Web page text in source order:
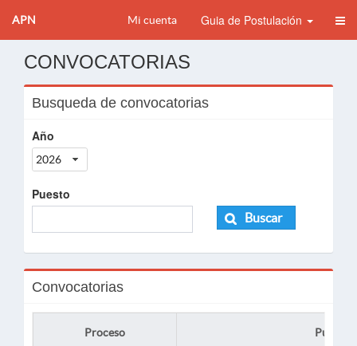
APN Mi cuenta Guia de Postulación
CONVOCATORIAS
Busqueda de convocatorias
Año
2026
Puesto
Buscar
Convocatorias
Proceso Puesto